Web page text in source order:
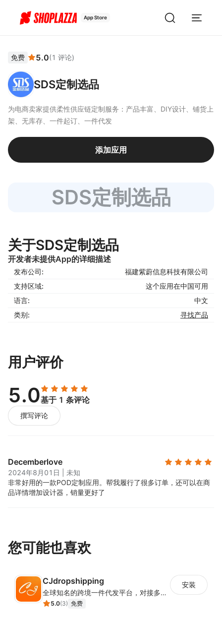
App Store
免费 5.0(1 评论)
SDS定制选品
为电商卖家提供柔性供应链定制服务：产品丰富、DIY设计、铺货上
架、无库存、一件起订、一件代发
添加应用
SDS定制选品
关于SDS定制选品
开发者未提供App的详细描述
发布公司:
福建紫蔚信息科技有限公司
支持区域:
这个应用在中国可用
语言:
中文
类别:
寻找产品
用户评价
5.0基于 1 条评论
撰写评论
Decemberlove
2024年8月01日
未知
非常好用的一款POD定制应用。 帮我履行了很多订单，还可以在商
品详情增加设计器，销量更好了
您可能也喜欢
CJdropshipping
全球知名的跨境一件代发平台，对接多家独立站建站平台及第三方电商平台，累计服务超过四十万家独立站商户，每月订单处理量超百万单，包裹发往全球200多个国家和地区。
5.0(3) 免费
安装